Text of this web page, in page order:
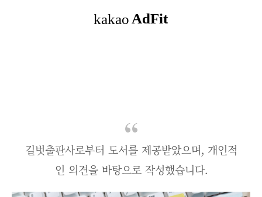
길벗출판사로부터 도서를 제공받았으며, 개인적
인 의견을 바탕으로 작성했습니다.